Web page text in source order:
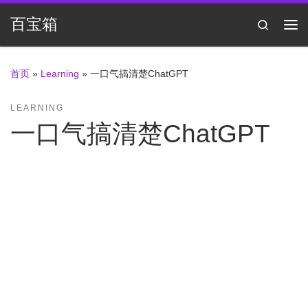
Skip to content
百宝箱
Search
首页 » Learning » 一口气搞清楚ChatGPT
LEARNING
一口气搞清楚ChatGPT